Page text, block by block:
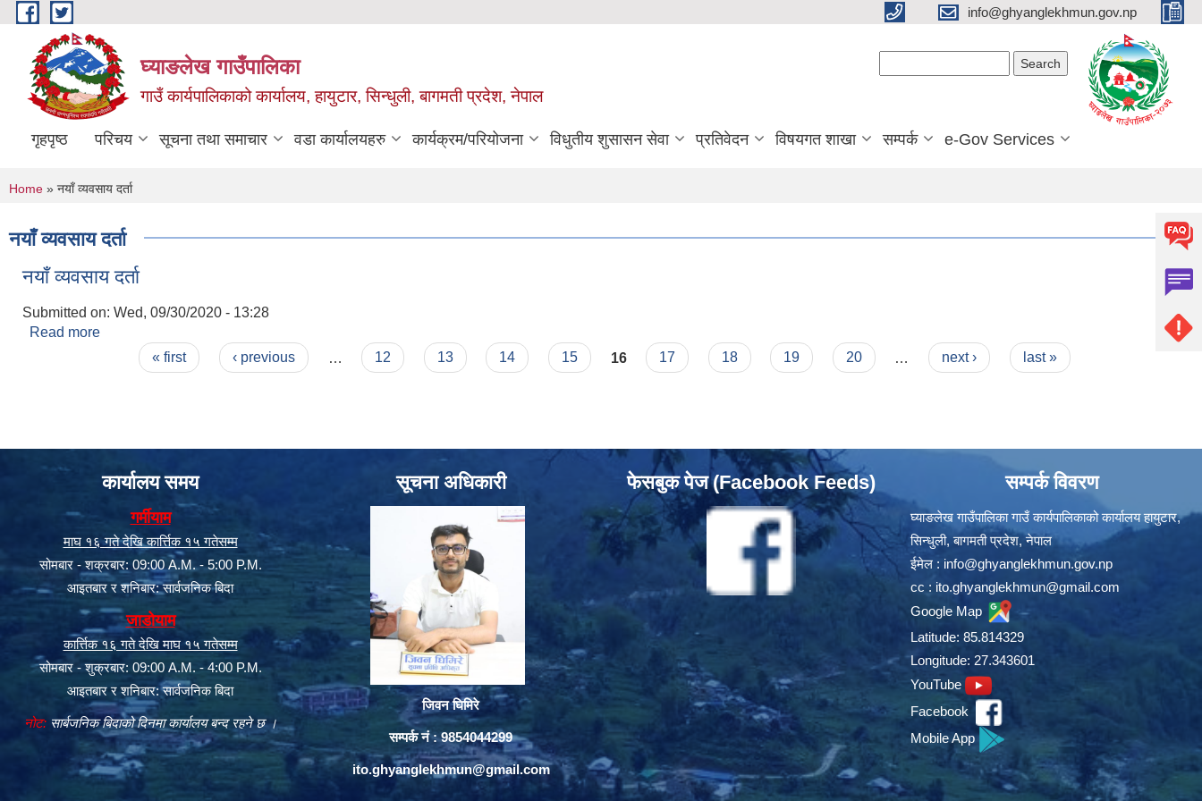
Skip to main content info@ghyanglekhmun.gov.np
घ्याङलेख गाउँपालिका
गाउँ कार्यपालिकाको कार्यालय, हायुटार, सिन्धुली, बागमती प्रदेश, नेपाल
गृहपृष्ठ परिचय सूचना तथा समाचार वडा कार्यालयहरु कार्यक्रम/परियोजना विधुतीय शुसासन सेवा प्रतिवेदन विषयगत शाखा सम्पर्क e-Gov Services
You are here
Home » नयाँ व्यवसाय दर्ता
नयाँ व्यवसाय दर्ता
नयाँ व्यवसाय दर्ता
Submitted on: Wed, 09/30/2020 - 13:28
Read more
« first ‹ previous 12 13 14 15 16 17 18 19 20 next › last »
कार्यालय समय
गर्मीयाम
माघ १६ गते देखि कार्त्तिक १५ गतेसम्म
सोमबार - शक्रबार: 09:00 A.M. - 5:00 P.M.
आइतबार र शनिबार: सार्वजनिक बिदा
जाडोयाम
कार्त्तिक १६ गते देखि माघ १५ गतेसम्म
सोमबार - शुक्रबार: 09:00 A.M. - 4:00 P.M.
आइतबार र शनिबार: सार्वजनिक बिदा
नोट:सार्बजनिक बिदाको दिनमा कार्यालय बन्द रहने छ ।
सूचना अधिकारी
जिवन घिमिरे
सम्पर्क नं : 9854044299
ito.ghyanglekhmun@gmail.com
फेसबुक पेज (Facebook Feeds) सम्पर्क विवरण
घ्याङलेख गाउँपालिका गाउँ कार्यपालिकाको कार्यालय हायुटार,
सिन्धुली, बागमती प्रदेश, नेपाल
ईमेल : info@ghyanglekhmun.gov.np
cc : ito.ghyanglekhmun@gmail.com
Google Map
Latitude: 85.814329
Longitude: 27.343601
YouTube
Facebook
Mobile App